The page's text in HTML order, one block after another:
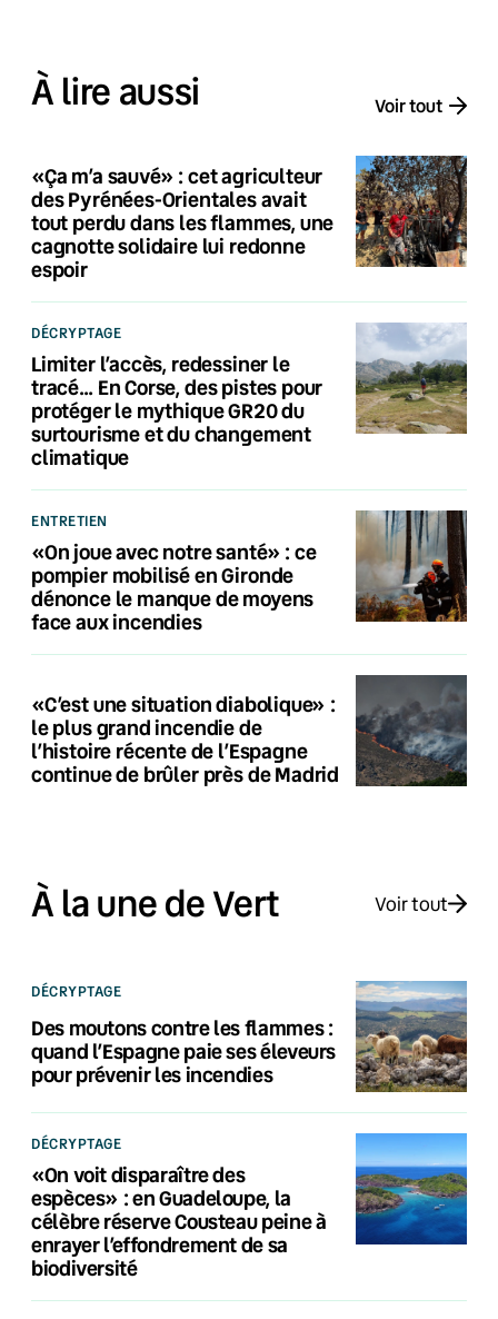
À lire aussi Voir tout
«Ça m’a sauvé» : cet agriculteur
des Pyrénées-Orientales avait
tout perdu dans les flammes, une
cagnotte solidaire lui redonne
espoir
DÉCRYPTAGE
Limiter l’accès, redessiner le
tracé… En Corse, des pistes pour
protéger le mythique GR20 du
surtourisme et du changement
climatique
ENTRETIEN
«On joue avec notre santé» : ce
pompier mobilisé en Gironde
dénonce le manque de moyens
face aux incendies
«C’est une situation diabolique» :
le plus grand incendie de
l’histoire récente de l’Espagne
continue de brûler près de Madrid
À la une de Vert Voir tout
DÉCRYPTAGE
Des moutons contre les flammes :
quand l’Espagne paie ses éleveurs
pour prévenir les incendies
DÉCRYPTAGE
«On voit disparaître des
espèces» : en Guadeloupe, la
célèbre réserve Cousteau peine à
enrayer l’effondrement de sa
biodiversité